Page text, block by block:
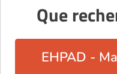
Que
EHPAD -